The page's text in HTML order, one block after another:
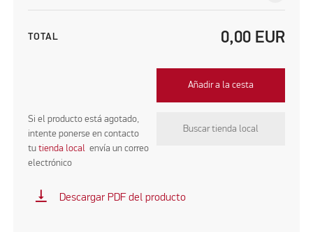
TOTAL 0,00 EUR
Añadir a la cesta
Si el producto está agotado,
intente ponerse en contacto
tutienda localenvía un correo
electrónico
Buscar tienda local
vertical_align_bottom Descargar PDF del producto